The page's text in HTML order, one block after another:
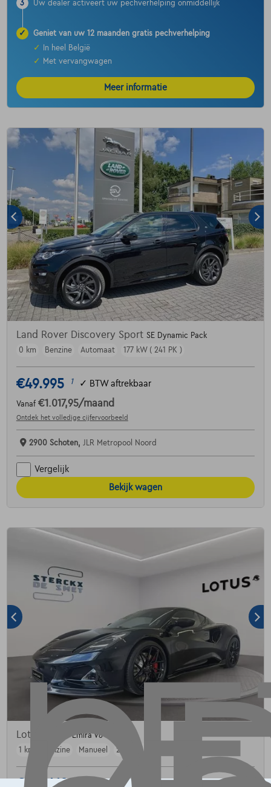
3 Uw dealer activeert uw pechverhelping onmiddellijk
✓
Geniet van uw 12 maanden gratis pechverhelping
✓
In heel België
✓
Met vervangwagen
Meer informatie
Land Rover Discovery Sport SE Dynamic Pack
0 km
Benzine Automaat 177 kW ( 241 PK )
€49.995 1 ✓ BTW aftrekbaar
Vanaf €1.017,95/maand
Ontdek het volledige cijfervoorbeeld
2900 Schoten, JLR Metropool Noord
Vergelijk
Bekijk wagen
Lotus EmiraEmira V6 SE
1 km
Benzine Manueel 298 kW ( 405 PK )
€128.410 BTW aftrekbaar